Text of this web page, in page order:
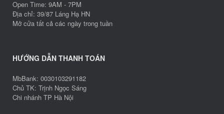
Open Time: 9AM - 7PM
Địa chỉ: 39/87 Láng Hạ HN
Mở cửa tất cả các ngày trong tuần
HƯỚNG DẪN THANH TOÁN
MbBank: 0030103291182
Chủ TK: Trịnh Ngọc Sáng
Chi nhánh TP Hà Nội